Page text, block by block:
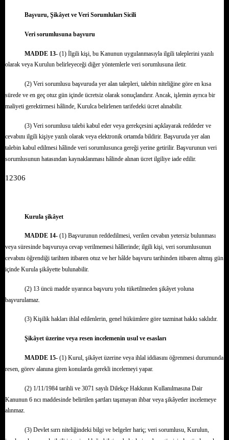
Başvuru, Şikâyet ve Veri Sorumluları Sicili
Veri sorumlusuna başvuru
MADDE 13-(1) İlgili kişi, bu Kanunun uygulanmasıyla ilgili taleplerini yazılı
olarak veya Kurulun belirleyeceği diğer yöntemlerle veri sorumlusuna iletir.
(2) Veri sorumlusu başvuruda yer alan talepleri, talebin niteliğine göre en kısa
sürede ve en geç otuz gün içinde ücretsiz olarak sonuçlandırır. Ancak, işlemin ayrıca bir
maliyeti gerektirmesi hâlinde, Kurulca belirlenen tarifedeki ücret alınabilir.
(3) Veri sorumlusu talebi kabul eder veya gerekçesini açıklayarak reddeder ve
cevabını ilgili kişiye yazılı olarak veya elektronik ortamda bildirir. Başvuruda yer alan
talebin kabul edilmesi hâlinde veri sorumlusunca gereği yerine getirilir. Başvurunun veri
sorumlusunun hatasından kaynaklanması hâlinde alınan ücret ilgiliye iade edilir.
12306
Kurula şikâyet
MADDE 14-(1) Başvurunun reddedilmesi, verilen cevabın yetersiz bulunması
veya süresinde başvuruya cevap verilmemesi hâllerinde; ilgili kişi, veri sorumlusunun
cevabını öğrendiği tarihten itibaren otuz ve her hâlde başvuru tarihinden itibaren altmış gün
içinde Kurula şikâyette bulunabilir.
(2) 13 üncü madde uyarınca başvuru yolu tüketilmeden şikâyet yoluna
başvurulamaz.
(3) Kişilik hakları ihlal edilenlerin, genel hükümlere göre tazminat hakkı saklıdır.
Şikâyet üzerine veya resen incelemenin usul ve esasları
MADDE 15-(1) Kurul, şikâyet üzerine veya ihlal iddiasını öğrenmesi durumunda
resen, görev alanına giren konularda gerekli incelemeyi yapar.
(2) 1/11/1984 tarihli ve 3071 sayılı Dilekçe Hakkının Kullanılmasına Dair
Kanunun 6 ncı maddesinde belirtilen şartları taşımayan ihbar veya şikâyetler incelemeye
alınmaz.
(3) Devlet sırrı niteliğindeki bilgi ve belgeler hariç; veri sorumlusu, Kurulun,